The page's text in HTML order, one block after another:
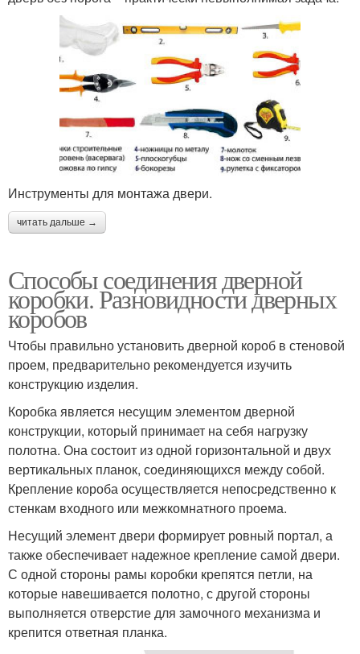
Инструменты для монтажа двери.
читать дальше →
Способы соединения дверной
коробки. Разновидности дверных
коробов
Чтобы правильно установить дверной короб в стеновой
проем, предварительно рекомендуется изучить
конструкцию изделия.
Коробка является несущим элементом дверной
конструкции, который принимает на себя нагрузку
полотна. Она состоит из одной горизонтальной и двух
вертикальных планок, соединяющихся между собой.
Крепление короба осуществляется непосредственно к
стенкам входного или межкомнатного проема.
Несущий элемент двери формирует ровный портал, а
также обеспечивает надежное крепление самой двери.
С одной стороны рамы коробки крепятся петли, на
которые навешивается полотно, с другой стороны
выполняется отверстие для замочного механизма и
крепится ответная планка.